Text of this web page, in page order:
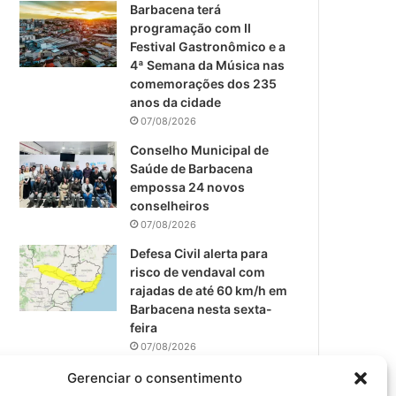
Gerenciar o consentimento
Barbacena terá
programação com II
Festival Gastronômico e a
4ª Semana da Música nas
comemorações dos 235
anos da cidade
07/08/2026
Conselho Municipal de
Saúde de Barbacena
empossa 24 novos
conselheiros
07/08/2026
Defesa Civil alerta para
risco de vendaval com
rajadas de até 60 km/h em
Barbacena nesta sexta-
feira
07/08/2026
EPCAR tem a melhor nota